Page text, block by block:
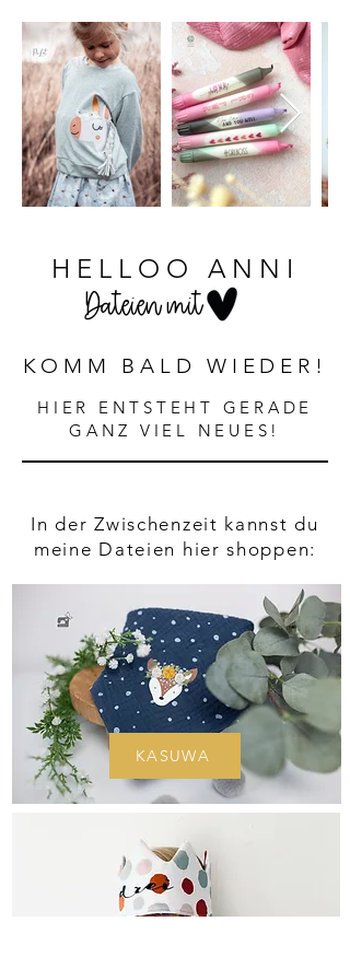
HELLOO ANNI
Dateien mit
KOMM BALD WIEDER!
HIER ENTSTEHT GERADE
GANZ VIEL NEUES!
In der Zwischenzeit kannst du
meine Dateien hier shoppen:
KASUWA